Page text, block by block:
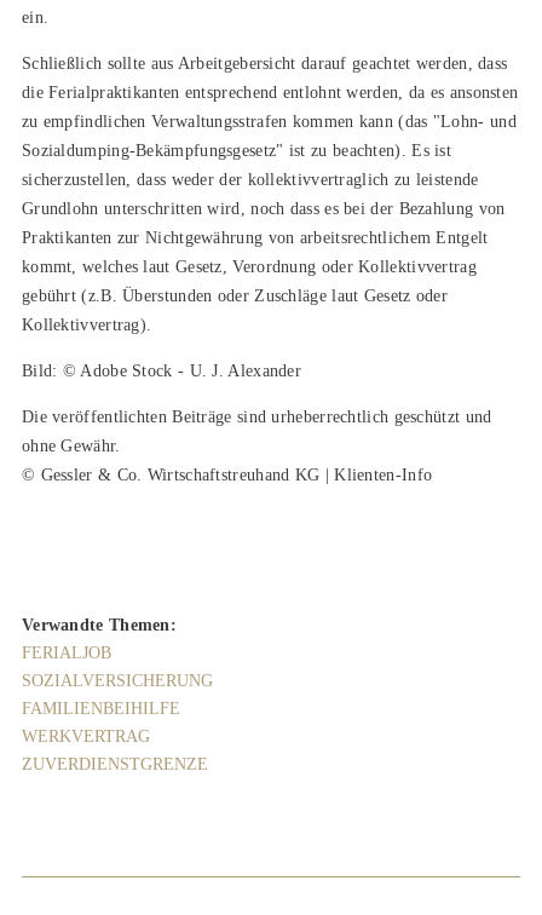
ein.
Schließlich sollte aus Arbeitgebersicht darauf geachtet werden, dass
die Ferialpraktikanten entsprechend entlohnt werden, da es ansonsten
zu empfindlichen Verwaltungsstrafen kommen kann (das "Lohn- und
Sozialdumping-Bekämpfungsgesetz" ist zu beachten). Es ist
sicherzustellen, dass weder der kollektivvertraglich zu leistende
Grundlohn unterschritten wird, noch dass es bei der Bezahlung von
Praktikanten zur Nichtgewährung von arbeitsrechtlichem Entgelt
kommt, welches laut Gesetz, Verordnung oder Kollektivvertrag
gebührt (z.B. Überstunden oder Zuschläge laut Gesetz oder
Kollektivvertrag).
Bild: © Adobe Stock - U. J. Alexander
Die veröffentlichten Beiträge sind urheberrechtlich geschützt und
ohne Gewähr.
© Gessler & Co. Wirtschaftstreuhand KG | Klienten-Info
Verwandte Themen:
FERIALJOB
SOZIALVERSICHERUNG
FAMILIENBEIHILFE
WERKVERTRAG
ZUVERDIENSTGRENZE